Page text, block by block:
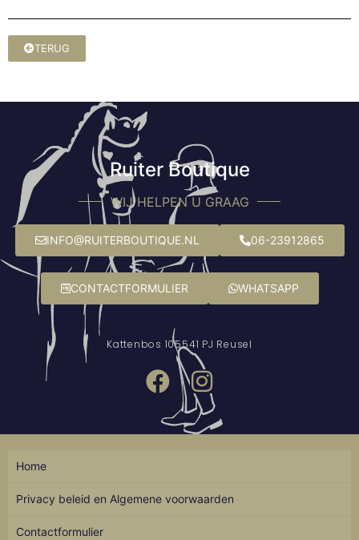
TERUG
Ruiter Boutique
WIJ HELPEN U GRAAG
INFO@RUITERBOUTIQUE.NL 06-23912865
CONTACTFORMULIER WHATSAPP
Kattenbos 105541 PJ Reusel
Home
Privacy beleid en Algemene voorwaarden
Contactformulier